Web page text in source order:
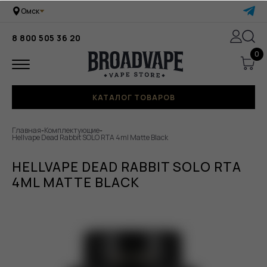
Омск
8 800 505 36 20
0
КАТАЛОГ ТОВАРОВ
Главная-Комплектующие-
Hellvape Dead Rabbit SOLO RTA 4ml Matte Black
HELLVAPE DEAD RABBIT SOLO RTA
4ML MATTE BLACK